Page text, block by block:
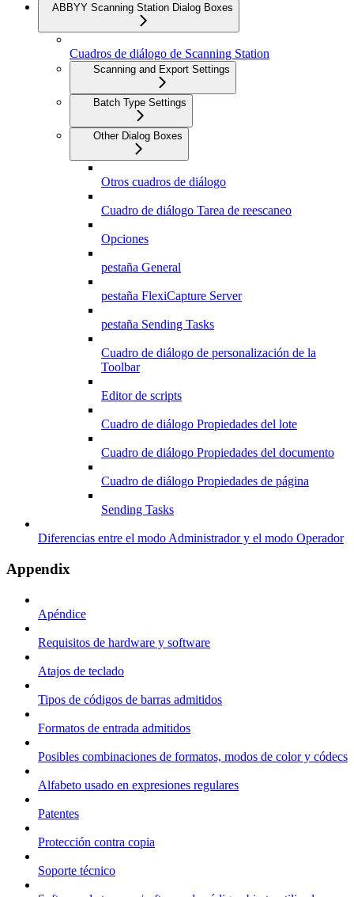
ABBYY Scanning Station Dialog Boxes
Cuadros de diálogo de Scanning Station
Scanning and Export Settings
Batch Type Settings
Other Dialog Boxes
Otros cuadros de diálogo
Cuadro de diálogo Tarea de reescaneo
Opciones
pestaña General
pestaña FlexiCapture Server
pestaña Sending Tasks
Cuadro de diálogo de personalización de la
Toolbar
Editor de scripts
Cuadro de diálogo Propiedades del lote
Cuadro de diálogo Propiedades del documento
Cuadro de diálogo Propiedades de página
Sending Tasks
Diferencias entre el modo Administrador y el modo Operador
Appendix
Apéndice
Requisitos de hardware y software
Atajos de teclado
Tipos de códigos de barras admitidos
Formatos de entrada admitidos
Posibles combinaciones de formatos, modos de color y códecs
Alfabeto usado en expresiones regulares
Patentes
Protección contra copia
Soporte técnico